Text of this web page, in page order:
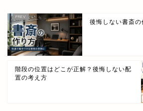
後悔しない書斎の
階段の位置はどこが正解？後悔しない配
置の考え方